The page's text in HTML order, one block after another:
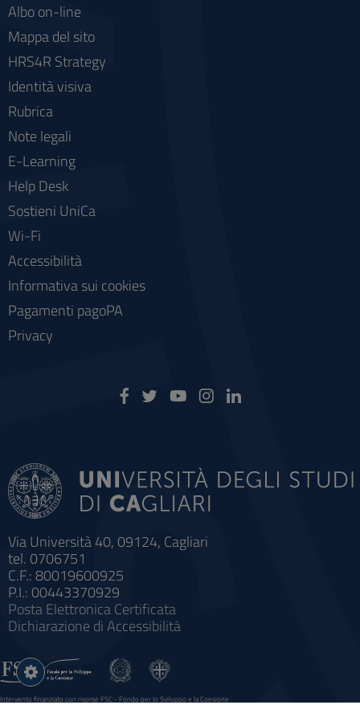
Via Università 40, 09124, Cagliari
tel. 0706751
C.F.: 80019600925
P.I.: 00443370929
Posta Elettronica Certificata
Dichiarazione di Accessibilità
Albo on-line
Mappa del sito
HRS4R Strategy
Identità visiva
Rubrica
Note legali
E-Learning
Help Desk
Sostieni UniCa
Wi-Fi
Accessibilità
Informativa sui cookies
Pagamenti pagoPA
Privacy
Intervento finanziato con risorse FSC - Fondo per lo Sviluppo e la Coesione
Impostazioni
cookie